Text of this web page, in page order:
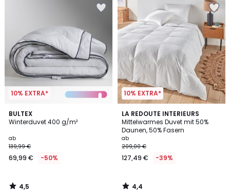
10% EXTRA*
BULTEX
Winterduvet 400 g/m²
ab
139,99 €
69,99 € -50%
4,5
/ 5
4,5
/
10% EXTRA*
LA REDOUTE INTERIEURS
Mittelwarmes Duvet mit 50%
Daunen, 50% Fasern
ab
209,00 €
127,49 € -39%
4,4
/ 5
4,4
/